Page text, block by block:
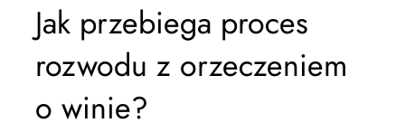
Jak przebiega proces
rozwodu z orzeczeniem
o winie?